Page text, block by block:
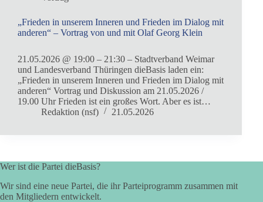
„Frieden in unserem Inneren und Frieden im Dialog mit
anderen“ – Vortrag von und mit Olaf Georg Klein
21.05.2026 @ 19:00 – 21:30 – Stadtverband Weimar
und Landesverband Thüringen dieBasis laden ein:
„Frieden in unserem Inneren und Frieden im Dialog mit
anderen“ Vortrag und Diskussion am 21.05.2026 /
19.00 Uhr Frieden ist ein großes Wort. Aber es ist…
Redaktion (nsf)
21.05.2026
Wer ist die Partei dieBasis?
Wir sind eine neue Partei, die ihr Parteiprogramm zusammen mit
den Mitgliedern entwickelt.